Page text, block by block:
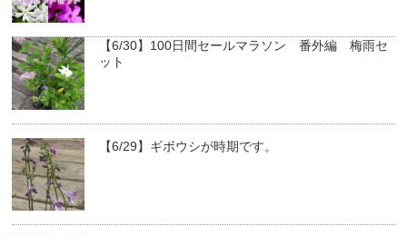
【6/30】100日間セールマラソン 番外編 梅雨セ
ット
【6/29】ギボウシが時期です。